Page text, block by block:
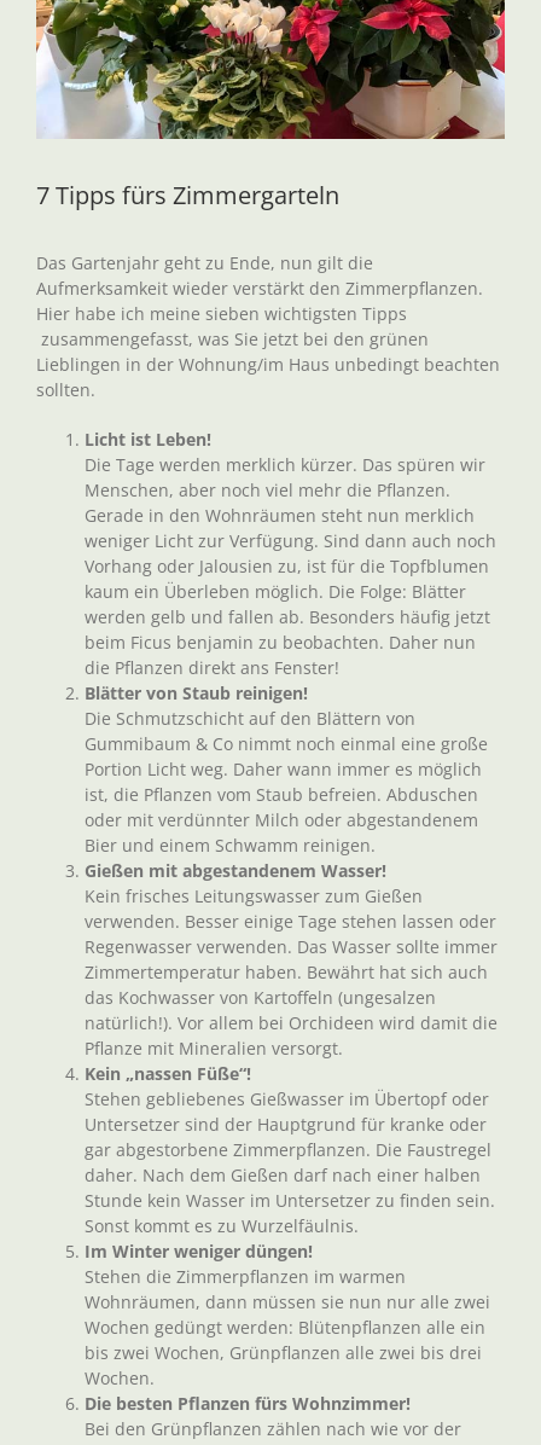
7 Tipps fürs Zimmergarteln
Das Gartenjahr geht zu Ende, nun gilt die
Aufmerksamkeit wieder verstärkt den Zimmerpflanzen.
Hier habe ich meine sieben wichtigsten Tipps
zusammengefasst, was Sie jetzt bei den grünen
Lieblingen in der Wohnung/im Haus unbedingt beachten
sollten.
Licht ist Leben!
Die Tage werden merklich kürzer. Das spüren wir
Menschen, aber noch viel mehr die Pflanzen.
Gerade in den Wohnräumen steht nun merklich
weniger Licht zur Verfügung. Sind dann auch noch
Vorhang oder Jalousien zu, ist für die Topfblumen
kaum ein Überleben möglich. Die Folge: Blätter
werden gelb und fallen ab. Besonders häufig jetzt
beim Ficus benjamin zu beobachten. Daher nun
die Pflanzen direkt ans Fenster!
Blätter von Staub reinigen!
Die Schmutzschicht auf den Blättern von
Gummibaum & Co nimmt noch einmal eine große
Portion Licht weg. Daher wann immer es möglich
ist, die Pflanzen vom Staub befreien. Abduschen
oder mit verdünnter Milch oder abgestandenem
Bier und einem Schwamm reinigen.
Gießen mit abgestandenem Wasser!
Kein frisches Leitungswasser zum Gießen
verwenden. Besser einige Tage stehen lassen oder
Regenwasser verwenden. Das Wasser sollte immer
Zimmertemperatur haben. Bewährt hat sich auch
das Kochwasser von Kartoffeln (ungesalzen
natürlich!). Vor allem bei Orchideen wird damit die
Pflanze mit Mineralien versorgt.
Kein „nassen Füße“!
Stehen gebliebenes Gießwasser im Übertopf oder
Untersetzer sind der Hauptgrund für kranke oder
gar abgestorbene Zimmerpflanzen. Die Faustregel
daher. Nach dem Gießen darf nach einer halben
Stunde kein Wasser im Untersetzer zu finden sein.
Sonst kommt es zu Wurzelfäulnis.
Im Winter weniger düngen!
Stehen die Zimmerpflanzen im warmen
Wohnräumen, dann müssen sie nun nur alle zwei
Wochen gedüngt werden: Blütenpflanzen alle ein
bis zwei Wochen, Grünpflanzen alle zwei bis drei
Wochen.
Die besten Pflanzen fürs Wohnzimmer!
Bei den Grünpflanzen zählen nach wie vor der